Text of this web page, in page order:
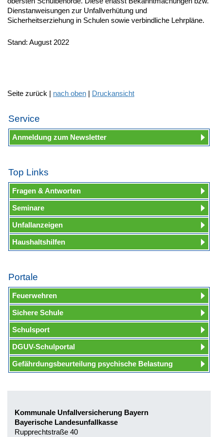
Dienstanweisungen zur Unfallverhütung und
Sicherheitserziehung in Schulen sowie verbindliche Lehrpläne.
Stand: August 2022
Seite zurück | nach oben | Druckansicht
Service
Anmeldung zum Newsletter
Top Links
Fragen & Antworten
Seminare
Unfallanzeigen
Haushaltshilfen
Portale
Feuerwehren
Sichere Schule
Schulsport
DGUV-Schulportal
Gefährdungsbeurteilung psychische Belastung
Kommunale Unfallversicherung Bayern
Bayerische Landesunfallkasse
Rupprechtstraße 40